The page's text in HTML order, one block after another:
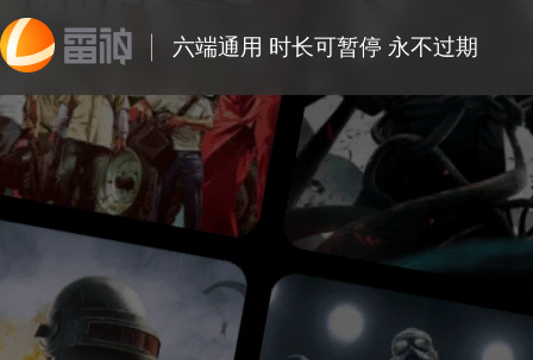
六端通用 时长可暂停 永不过期